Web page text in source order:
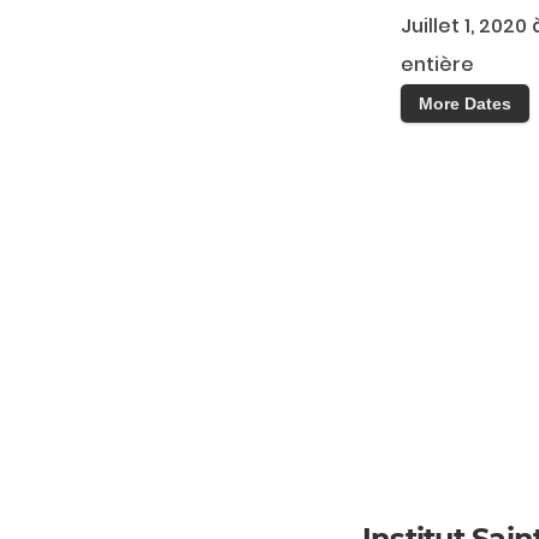
Juillet 1, 2020
entière
More Dates